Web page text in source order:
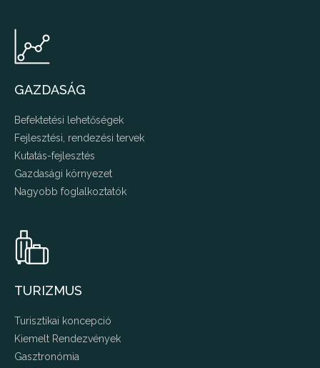
GAZDASÁG
Befektetési lehetőségek
Fejlesztési, rendezési tervek
Kutatás-fejlesztés
Gazdasági környezet
Nagyobb foglalkoztatók
TURIZMUS
Turisztikai koncepció
Kiemelt Rendezvények
Gasztronómia